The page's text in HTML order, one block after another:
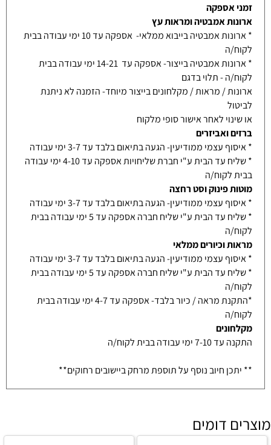
זמני אספקה
ארונות אמבטיה ומראות עץ
* ארונות אמבטיה בייבוא ממלאי- אספקה עד 10 ימי עבודה בבית
לקוח/ה
* ארונות אמבטיה בייצור- אספקה עד 14-21 ימי עבודה בבית
לקוח/ה - תלוי בדגם
ארונות / מראות / מקלחונים בייצור מיוחד- הזמנה לא ניתנת
לביטול
או שינוי לאחר אישור סופי מלקוח
ברזים ואביזרים
* איסוף עצמי ממודיעין- הגעה בתיאום בלבד עד 3-7 ימי עבודה
* שליח עד הבית ע"י חברת שליחויות אספקה עד 4-10 ימי עבודה
בבית לקוח/ה
מוטות פינוק וסט רחצה
* איסוף עצמי ממודיעין- הגעה בתיאום בלבד עד 3-7 ימי עבודה
* שליח עד הבית ע"י שליח חברה אספקה עד 5 ימי עבודה בבית
לקוח/ה
מראות וכיורים ממלאי
* איסוף עצמי ממודיעין- הגעה בתיאום בלבד עד 3-7 ימי עבודה
* שליח עד הבית ע"י שליח חברה אספקה עד 5 ימי עבודה בבית
לקוח/ה
*התקנת מראה / כיור בלבד- אספקה עד 4-7 ימי עבודה בבית
לקוח/ה
מקלחונים
התקנה עד 7-10 ימי עבודה בבית לקוח/ה
** יתכן חיוב נוסף על תוספת מרחק ביישובים רחוקים**
מוצרים דומים